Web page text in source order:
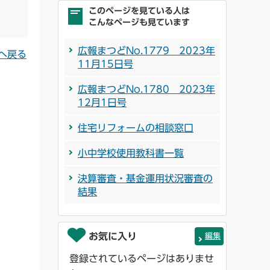
戻る
このページを見ている人は
こんなページも見ています
広報まつどNo.1779 2023年
11月15日号
広報まつどNo.1780 2023年
12月1日号
住宅リフォームの相談窓口
小中学校使用教科書一覧
決算審査・基金運用状況審査の
結果
お気に入り 編集
登録されているページはありませ